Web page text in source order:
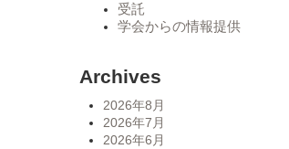
受託
学会からの情報提供
Archives
2026年8月
2026年7月
2026年6月